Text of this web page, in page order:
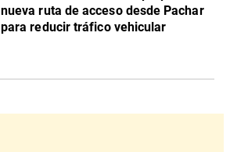
nueva ruta de acceso desde Pachar
para reducir tráfico vehicular